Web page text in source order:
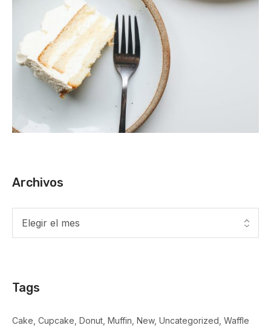
Archivos
Tags
Cake Cupcake Donut Muffin New Uncategorized Waffle